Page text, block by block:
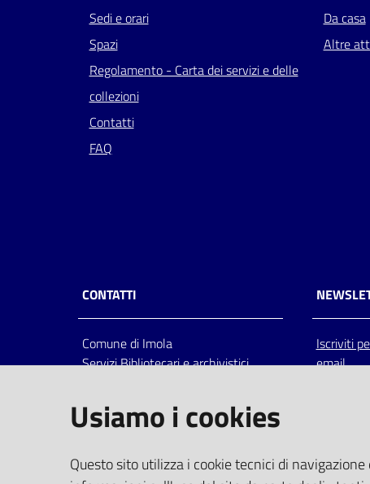
Sedi e orari
Spazi
Regolamento - Carta dei servizi e delle
collezioni
Contatti
FAQ
Da casa
Altre
CONTATTI
Comune di Imola
Servizi Bibliotecari e archivistici
Italia
centralino: tel 0542.6026.36 fax
bim@comune.imola.bo.it
PEC
Iscriviti
email
Usiamo i cookies
Questo sito utilizza i cookie tecnici di